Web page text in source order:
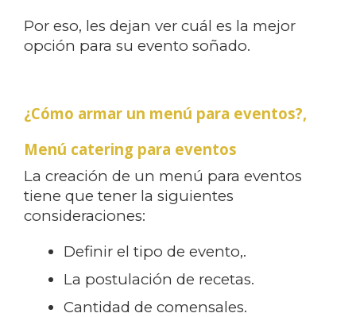
Por eso, les dejan ver cuál es la mejor
opción para su evento soñado.
¿Cómo armar un menú para eventos?,
Menú catering para eventos
La creación de un menú para eventos
tiene que tener la siguientes
consideraciones:
Definir el tipo de evento,.
La postulación de recetas.
Cantidad de comensales.